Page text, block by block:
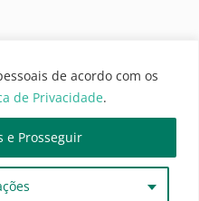
de acordo com os
de Privacidade.
e Prosseguir